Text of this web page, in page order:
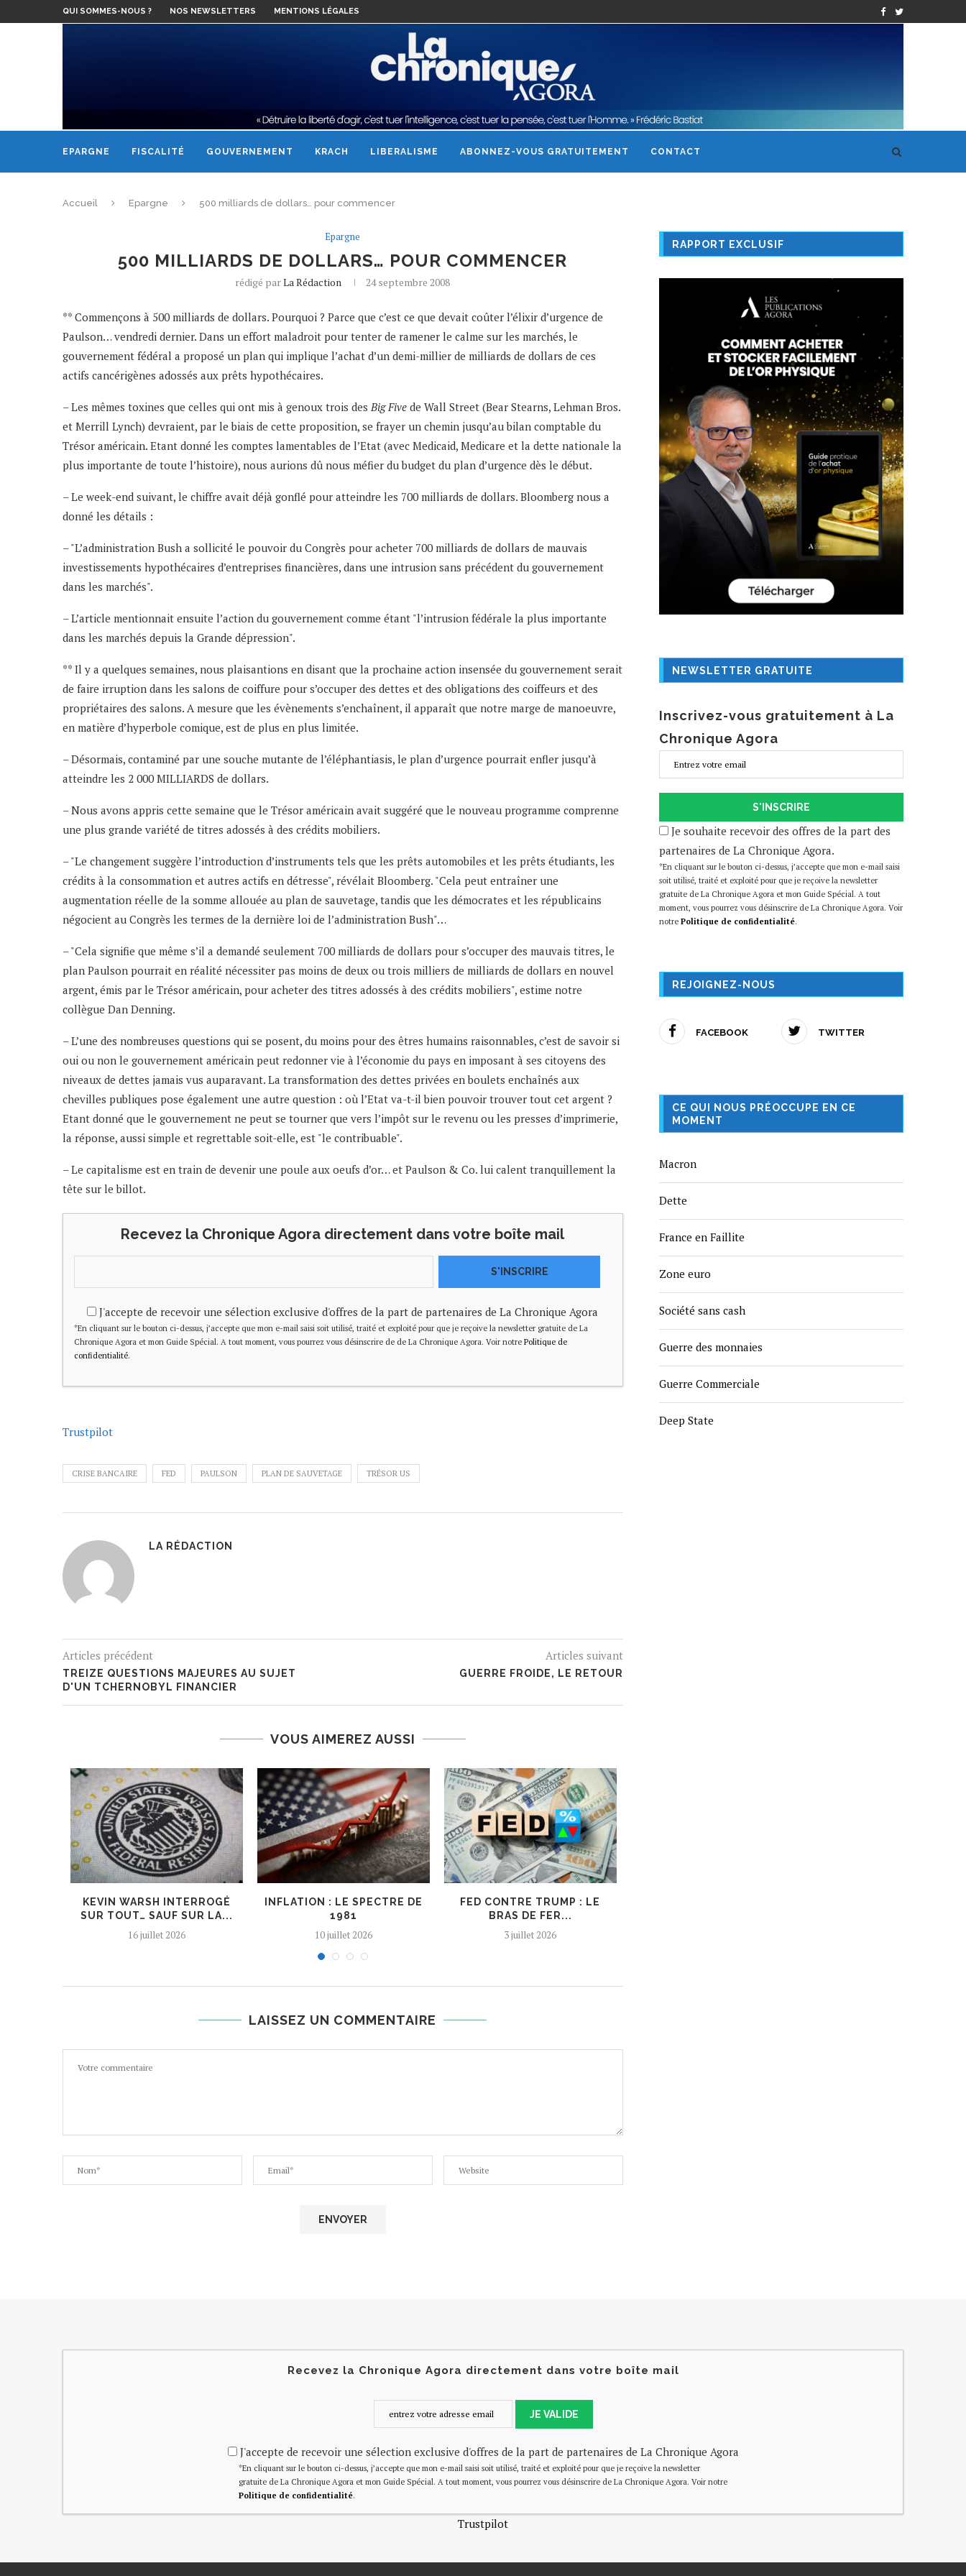
QUI SOMMES-NOUS ? NOS NEWSLETTERS MENTIONS LÉGALES
EPARGNE FISCALITÉ GOUVERNEMENT KRACH LIBERALISME ABONNEZ-VOUS GRATUITEMENT CONTACT
Accueil Epargne 500 milliards de dollars… pour commencer
Epargne
500 MILLIARDS DE DOLLARS… POUR COMMENCER
rédigé parLa Rédaction 24 septembre 2008
** Commençons à 500 milliards de dollars. Pourquoi ? Parce que c’est ce que devait coûter l’élixir d’urgence de
Paulson… vendredi dernier. Dans un effort maladroit pour tenter de ramener le calme sur les marchés, le
gouvernement fédéral a proposé un plan qui implique l’achat d’un demi-millier de milliards de dollars de ces
actifs cancérigènes adossés aux prêts hypothécaires.
– Les mêmes toxines que celles qui ont mis à genoux trois desBig Five de Wall Street (Bear Stearns, Lehman Bros.
et Merrill Lynch) devraient, par le biais de cette proposition, se frayer un chemin jusqu’au bilan comptable du
Trésor américain. Etant donné les comptes lamentables de l’Etat (avec Medicaid, Medicare et la dette nationale la
plus importante de toute l’histoire), nous aurions dû nous méfier du budget du plan d’urgence dès le début.
– Le week-end suivant, le chiffre avait déjà gonflé pour atteindre les 700 milliards de dollars. Bloomberg nous a
donné les détails :
– "L’administration Bush a sollicité le pouvoir du Congrès pour acheter 700 milliards de dollars de mauvais
investissements hypothécaires d’entreprises financières, dans une intrusion sans précédent du gouvernement
dans les marchés".
– L’article mentionnait ensuite l’action du gouvernement comme étant "l’intrusion fédérale la plus importante
dans les marchés depuis la Grande dépression".
** Il y a quelques semaines, nous plaisantions en disant que la prochaine action insensée du gouvernement serait
de faire irruption dans les salons de coiffure pour s’occuper des dettes et des obligations des coiffeurs et des
propriétaires des salons. A mesure que les évènements s’enchaînent, il apparaît que notre marge de manoeuvre,
en matière d’hyperbole comique, est de plus en plus limitée.
– Désormais, contaminé par une souche mutante de l’éléphantiasis, le plan d’urgence pourrait enfler jusqu’à
atteindre les 2 000 MILLIARDS de dollars.
– Nous avons appris cette semaine que le Trésor américain avait suggéré que le nouveau programme comprenne
une plus grande variété de titres adossés à des crédits mobiliers.
– "Le changement suggère l’introduction d’instruments tels que les prêts automobiles et les prêts étudiants, les
crédits à la consommation et autres actifs en détresse", révélait Bloomberg. "Cela peut entraîner une
augmentation réelle de la somme allouée au plan de sauvetage, tandis que les démocrates et les républicains
négocient au Congrès les termes de la dernière loi de l’administration Bush"…
– "Cela signifie que même s’il a demandé seulement 700 milliards de dollars pour s’occuper des mauvais titres, le
plan Paulson pourrait en réalité nécessiter pas moins de deux ou trois milliers de milliards de dollars en nouvel
argent, émis par le Trésor américain, pour acheter des titres adossés à des crédits mobiliers", estime notre
collègue Dan Denning.
– L’une des nombreuses questions qui se posent, du moins pour des êtres humains raisonnables, c’est de savoir si
oui ou non le gouvernement américain peut redonner vie à l’économie du pays en imposant à ses citoyens des
niveaux de dettes jamais vus auparavant. La transformation des dettes privées en boulets enchaînés aux
chevilles publiques pose également une autre question : où l’Etat va-t-il bien pouvoir trouver tout cet argent ?
Etant donné que le gouvernement ne peut se tourner que vers l’impôt sur le revenu ou les presses d’imprimerie,
la réponse, aussi simple et regrettable soit-elle, est "le contribuable".
– Le capitalisme est en train de devenir une poule aux oeufs d’or… et Paulson & Co. lui calent tranquillement la
tête sur le billot.
Recevez la Chronique Agora directement dans votre boîte mail
S'INSCRIRE
J'accepte de recevoir une sélection exclusive d'offres de la part de partenaires de La Chronique Agora
*En cliquant sur le bouton ci-dessus, j’accepte que mon e-mail saisi soit utilisé, traité et exploité pour que je reçoive la newsletter gratuite de La
Chronique Agora et mon Guide Spécial. A tout moment, vous pourrez vous désinscrire de de La Chronique Agora. Voir notre Politique de
confidentialité.
Trustpilot
CRISE BANCAIRE FED PAULSON PLAN DE SAUVETAGE TRÉSOR US
LA RÉDACTION
Articles précédent
TREIZE QUESTIONS MAJEURES AU SUJET
D'UN TCHERNOBYL FINANCIER
Articles suivant
GUERRE FROIDE, LE RETOUR
VOUS AIMEREZ AUSSI
KEVIN WARSH INTERROGÉ
SUR TOUT… SAUF SUR LA...
16 juillet 2026
INFLATION : LE SPECTRE DE
1981
10 juillet 2026
FED CONTRE TRUMP : LE
BRAS DE FER...
3 juillet 2026
LAISSEZ UN COMMENTAIRE
RAPPORT EXCLUSIF
NEWSLETTER GRATUITE
Inscrivez-vous gratuitement à La
Chronique Agora
S'INSCRIRE
Je souhaite recevoir des offres de la part des
partenaires de La Chronique Agora.
*En cliquant sur le bouton ci-dessus, j’accepte que mon e-mail saisi
soit utilisé, traité et exploité pour que je reçoive la newsletter
gratuite de La Chronique Agora et mon Guide Spécial. A tout
moment, vous pourrez vous désinscrire de La Chronique Agora. Voir
notre Politique de confidentialité.
REJOIGNEZ-NOUS
FACEBOOK TWITTER
CE QUI NOUS PRÉOCCUPE EN CE
MOMENT
Macron
Dette
France en Faillite
Zone euro
Société sans cash
Guerre des monnaies
Guerre Commerciale
Deep State
Recevez la Chronique Agora directement dans votre boîte mail
JE VALIDE
J'accepte de recevoir une sélection exclusive d'offres de la part de partenaires de La Chronique Agora
*En cliquant sur le bouton ci-dessus, j’accepte que mon e-mail saisi soit utilisé, traité et exploité pour que je reçoive la newsletter
gratuite de La Chronique Agora et mon Guide Spécial. A tout moment, vous pourrez vous désinscrire de La Chronique Agora. Voir notre
Politique de confidentialité.
Trustpilot